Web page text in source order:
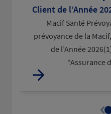
Client de l’Année
Macif Santé
prévoyance de la
de l’Année
“Assurance